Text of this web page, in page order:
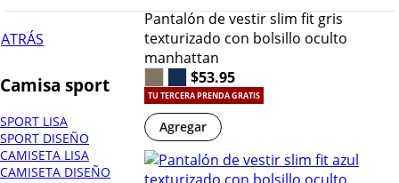
ATRÁS
Camisa sport
SPORT LISA
SPORT DISEÑO
CAMISETA LISA
CAMISETA DISEÑO
Pantalón de vestir slim fit gris
texturizado con bolsillo oculto
manhattan
$53.95
TU TERCERA PRENDA GRATIS
Agregar